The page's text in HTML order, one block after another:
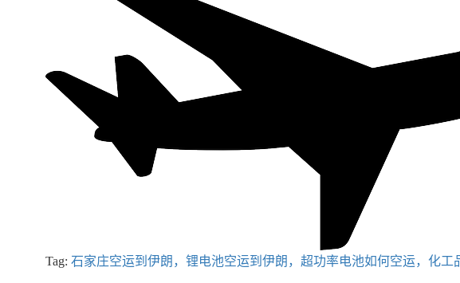
Tag: 石家庄空运到伊朗，锂电池空运到伊朗，超功率电池如何空运，化